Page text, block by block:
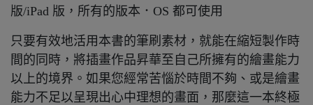
版/iPad 版，所有的版本．OS 都可使用
只要有效地活用本書的筆刷素材，就能在縮短製作時
間的同時，將插畫作品昇華至自己所擁有的繪畫能力
以上的境界。如果您經常苦惱於時間不夠、或是繪畫
能力不足以呈現出心中理想的畫面，那麼這一本終極